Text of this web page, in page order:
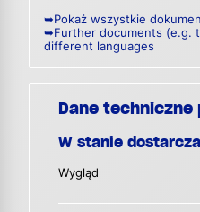
➥Pokaż wszystkie
➥Further documents (e.g.
different languages
Dane
W stanie
Wygląd